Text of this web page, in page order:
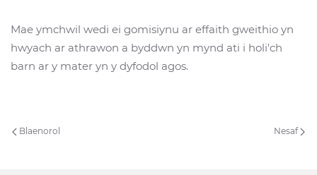
Mae ymchwil wedi ei gomisiynu ar effaith gweithio yn
hwyach ar athrawon a byddwn yn mynd ati i holi'ch
barn ar y mater yn y dyfodol agos.
Blaenorol Nesaf